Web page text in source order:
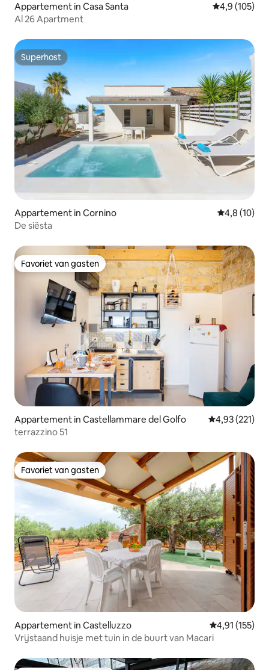
Appartement in Casa Santa Gemiddelde
4,9 (105)
Al 26 Apartment
Superhost
Superhost
Appartement in Cornino
4,8 (10)
De siësta
Favoriet van gasten
Favoriet van gasten
Appartement in Castellammare del Golfo Gemiddelde
4,93 (221)
terrazzino 51
Favoriet van gasten
Favoriet van gasten
Appartement in Castelluzzo Gemiddelde
4,91 (155)
Vrijstaand huisje met tuin in de buurt van Macari